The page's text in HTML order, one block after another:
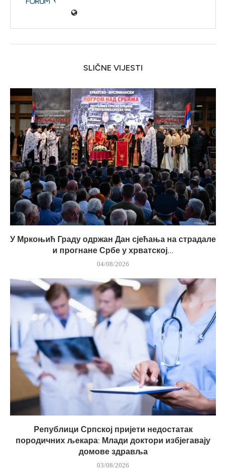
SLIČNE VIJESTI
У Мркоњић Граду одржан Дан сјећања на страдале
и прогнане Србе у хрватској...
04/08/2026
Републици Српској пријети недостатак
породичних љекара: Млади доктори избјегавају
домове здравља
03/08/2026